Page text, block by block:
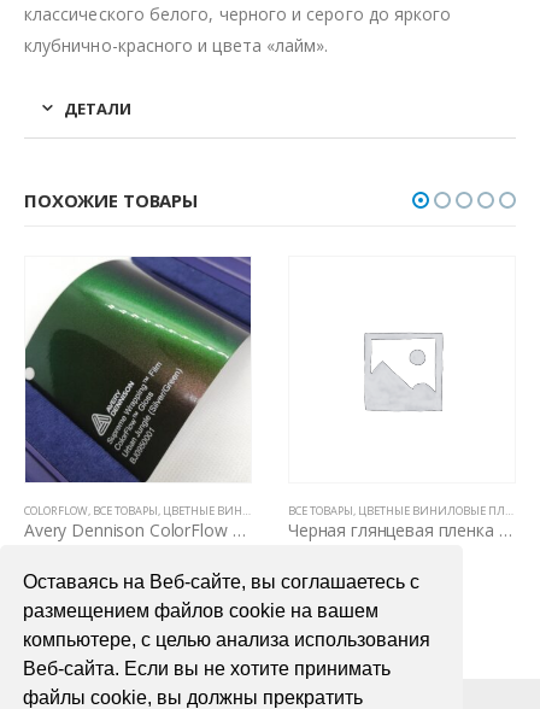
Оставаясь на Веб-сайте, вы соглашаетесь с
размещением файлов cookie на вашем
компьютере, с целью анализа использования
Веб-сайта. Если вы не хотите принимать
файлы cookie, вы должны прекратить
классического белого, черного и серого до яркого
клубнично-красного и цвета «лайм».
ДЕТАЛИ
ПОХОЖИЕ ТОВАРЫ
ЦВЕТНЫЕ ВИНИЛОВЫЕ ПЛЕНКИ
, ЦВЕТНЫЕ ВИНИЛОВЫЕ ПЛЕНКИ
COLORFLOW ВСЕ ТОВАРЫ ЦВЕТНЫЕ ВИНИЛОВЫЕ ПЛЕНКИ
Avery Dennison ColorFlow Urban Jungle Gloss (Silver/Green)
В КОРЗИНУ
ВСЕ ТОВАРЫ ЦВЕТНЫЕ ВИНИЛОВЫЕ ПЛЕНКИ
Черная глянцевая пленка для авто Oracal 551 1,26м
В КОРЗИНУ